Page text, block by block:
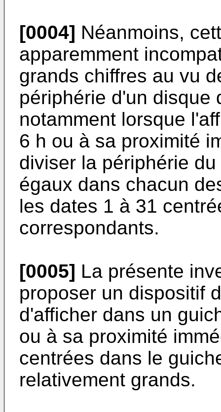
[0004] Néanmoins,
apparemment
grands chiffres au vu
périphérie d'un disque
notamment lorsque
6 h ou à sa proximité
diviser la périphérie
égaux dans chacun
les dates 1 à 31
correspondants.
[0005] La présente
proposer un dispositif
d'afficher dans un
ou à sa proximité
centrées dans le
relativement grands.